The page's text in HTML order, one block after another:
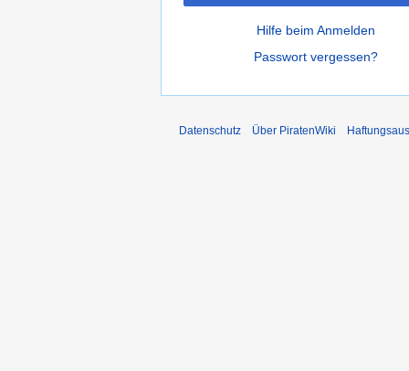
Hilfe beim Anmelden
Passwort vergessen?
Datenschutz Über PiratenWiki